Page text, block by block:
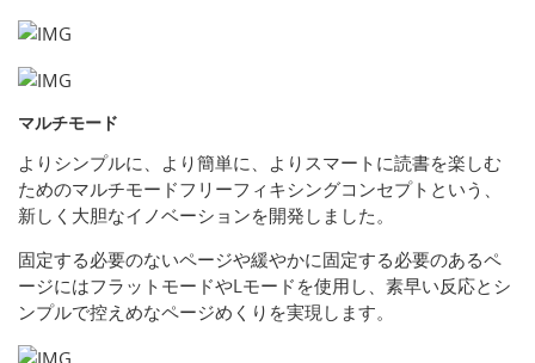
マルチモード
よりシンプルに、より簡単に、よりスマートに読書を楽しむ
ためのマルチモードフリーフィキシングコンセプトという、
新しく大胆なイノベーションを開発しました。
固定する必要のないページや緩やかに固定する必要のあるペ
ージにはフラットモードやLモードを使用し、素早い反応とシ
ンプルで控えめなページめくりを実現します。